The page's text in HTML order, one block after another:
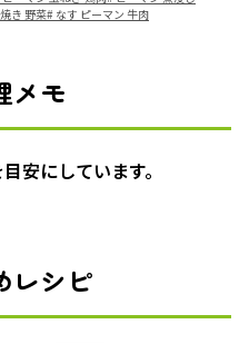
き 野菜# なす ピーマン 牛肉
メモ
安にしています。
レシピ